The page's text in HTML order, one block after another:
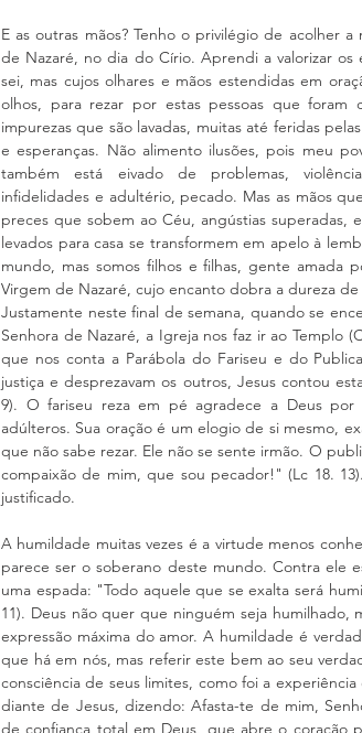
E as outras mãos? Tenho o privilégio de acolher
de Nazaré, no dia do Círio. Aprendi a valorizar os
sei, mas cujos olhares e mãos estendidas em
olhos, para rezar por estas pessoas que foram
impurezas que são lavadas, muitas até feridas
e esperanças. Não alimento ilusões, pois meu
também está eivado de problemas,
infidelidades e adultério, pecado. Mas as mãos
preces que sobem ao Céu, angústias
levados para casa se transformem em apelo à
mundo, mas somos filhos e filhas, gente
Virgem de Nazaré, cujo encanto dobra a dureza
Justamente neste final de semana, quando se
Senhora de Nazaré, a Igreja nos faz ir ao Templo
que nos conta a Parábola do Fariseu e do
justiça e desprezavam os outros, Jesus contou
9). O fariseu reza em pé agradece a Deus por
adúlteros. Sua oração é um elogio de si mesmo,
que não sabe rezar. Ele não se sente irmão. O
compaixão de mim, que sou pecador!" (Lc 18.
justificado.
A humildade muitas vezes é a virtude menos
parece ser o soberano deste mundo. Contra ele
uma espada: "Todo aquele que se exalta será
11). Deus não quer que ninguém seja humilhado,
expressão máxima do amor. A humildade é
que há em nós, mas referir este bem ao seu
consciência de seus limites, como foi a
diante de Jesus, dizendo: Afasta-te de mim,
de confiança total em Deus, que abre o coração